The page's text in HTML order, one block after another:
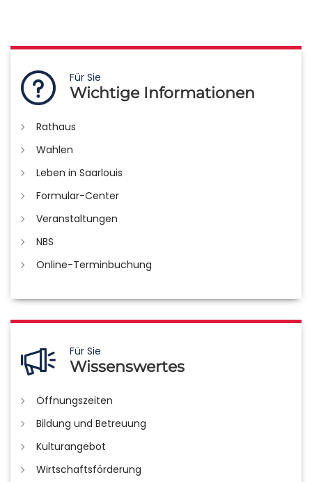
Für Sie
Wichtige Informationen
Rathaus
Wahlen
Leben in Saarlouis
Formular-Center
Veranstaltungen
NBS
Online-Terminbuchung
Für Sie
Wissenswertes
Öffnungszeiten
Bildung und Betreuung
Kulturangebot
Wirtschaftsförderung